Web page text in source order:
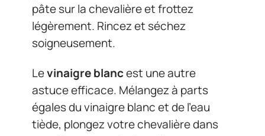
pâte sur la chevalière et frottez
légèrement. Rincez et séchez
soigneusement.
Levinaigre blancest une autre
astuce efficace. Mélangez à parts
égales du vinaigre blanc et de l’eau
tiède, plongez votre chevalière dans